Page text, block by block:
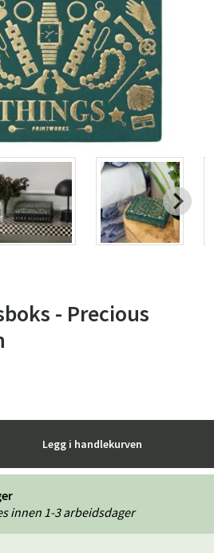
- Precious
Legg i handlekurven
innen 1-3 arbeidsdager